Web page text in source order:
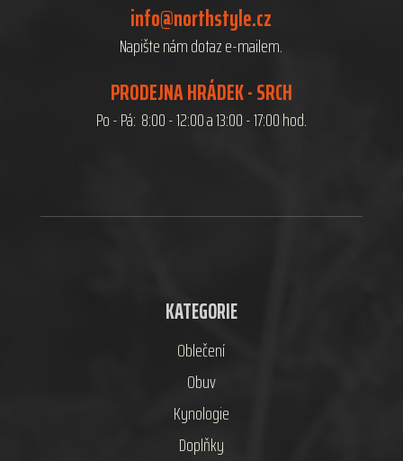
info@northstyle.cz
Napište nám dotaz e-mailem.
PRODEJNA HRÁDEK - SRCH
Po - Pá: 8:00 - 12:00 a 13:00 - 17:00 hod.
KATEGORIE
Oblečení
Obuv
Kynologie
Doplňky